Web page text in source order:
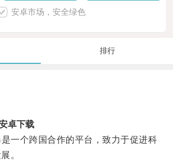
安卓市场，安全绿色
排行
卓下载
个跨国合作的平台，致力于促进科
。